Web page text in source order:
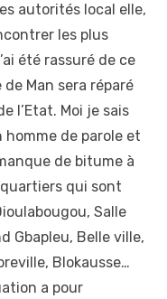
autorités local elle,
les plus
été rassuré de ce
Man sera réparé
l’Etat. Moi je sais
de parole et
de bitume à
qui sont
Salle
Gbapleu, Belle ville,
Blokausse…
a pour